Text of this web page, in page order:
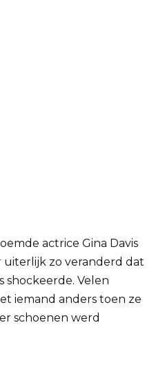
actrice Gina Davis
uiterlijk zo veranderd dat
shockeerde. Velen
iemand anders toen ze
schoenen werd